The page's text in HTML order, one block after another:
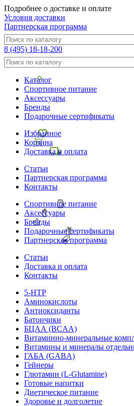
Подробнее о доставке и оплате
Условия доставки
Партнерская программа
8 (495) 18-18-200
Каталог
Спортивное питание
Аксессуары
Бренды
Подарочные сертификаты
Избранное
Корзина
Доставка и оплата
Статьи
Партнерская программа
Контакты
Спортивное питание
Аксессуары
Бренды
Подарочные сертификаты
Партнерская программа
Статьи
Доставка и оплата
Контакты
5-HTP
Аминокислоты
Антиоксиданты
Батончики
БЦАА (BCAA)
Витаминно-минеральные
Витамины и минералы
ГАБА (GABA)
Гейнеры
Глютамин (L-Glutamine)
Готовые напитки
Диетическое питание
Здоровье и долголетие